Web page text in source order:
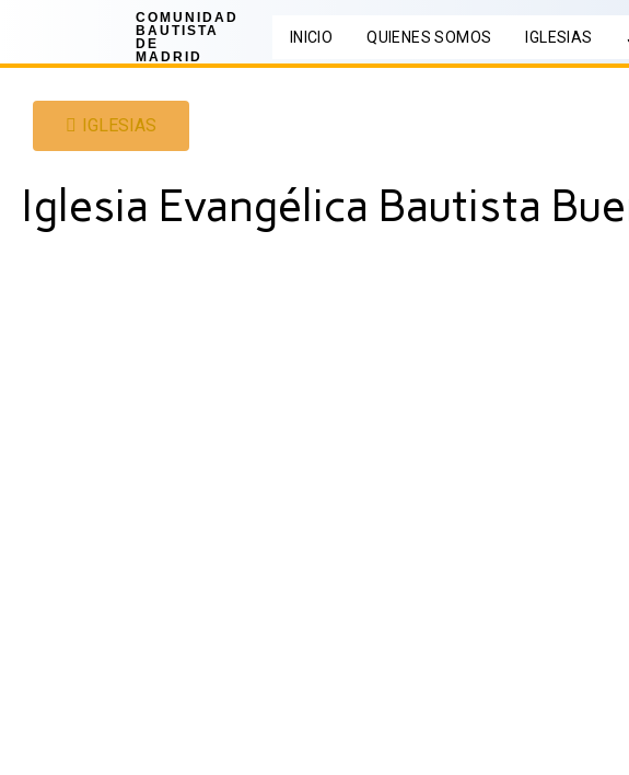
COMUNIDAD
BAUTISTA
DE
MADRID
INICIO QUIENES SOMOS IGLESIAS
IGLESIAS
Iglesia Evangélica Bautista